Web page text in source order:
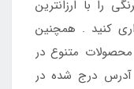
را با ارزانترین
کنید . همچنین
متنوع در
آدرس درج شده در